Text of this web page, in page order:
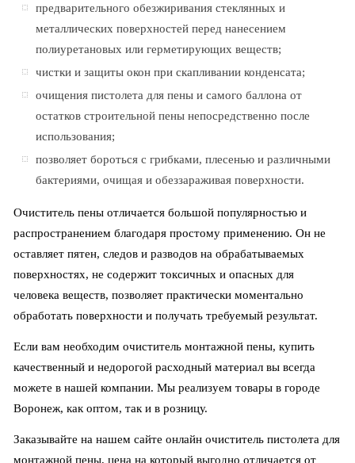
предварительного обезжиривания стеклянных и
металлических поверхностей перед нанесением
полиуретановых или герметирующих веществ;
чистки и защиты окон при скапливании конденсата;
очищения пистолета для пены и самого баллона от
остатков строительной пены непосредственно после
использования;
позволяет бороться с грибками, плесенью и различными
бактериями, очищая и обеззараживая поверхности.
Очиститель пены отличается большой популярностью и
распространением благодаря простому применению. Он не
оставляет пятен, следов и разводов на обрабатываемых
поверхностях, не содержит токсичных и опасных для
человека веществ, позволяет практически моментально
обработать поверхности и получать требуемый результат.
Если вам необходим очиститель монтажной пены, купить
качественный и недорогой расходный материал вы всегда
можете в нашей компании. Мы реализуем товары в городе
Воронеж, как оптом, так и в розницу.
Заказывайте на нашем сайте онлайн очиститель пистолета для
монтажной пены, цена на который выгодно отличается от